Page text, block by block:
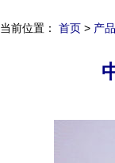
当前位置： 首页 > 产